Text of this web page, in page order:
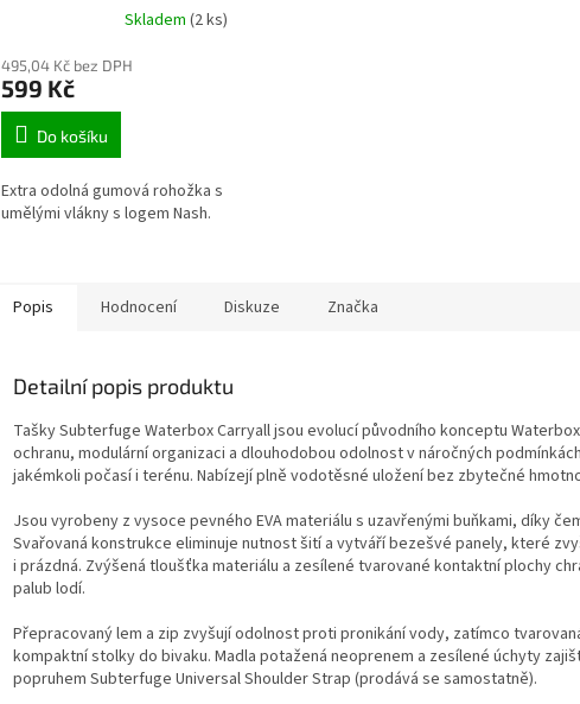
čistotu a pohodlíSkladem (2 ks)
495,04 Kč bez DPH
599 Kč
Do košíku
Extra odolná gumová rohožka s
umělými vlákny s logem Nash.
Popis Hodnocení Diskuze Značka
Detailní popis produktu
Tašky Subterfuge Waterbox Carryall jsou evolucí původního konceptu
ochranu, modulární organizaci a dlouhodobou odolnost v náročných
jakémkoli počasí i terénu. Nabízejí plně vodotěsné uložení bez zbytečné
Jsou vyrobeny z vysoce pevného EVA materiálu s uzavřenými buňkami, díky
Svařovaná konstrukce eliminuje nutnost šití a vytváří bezešvé panely, které
i prázdná. Zvýšená tloušťka materiálu a zesílené tvarované kontaktní plochy
palub lodí.
Přepracovaný lem a zip zvyšují odolnost proti pronikání vody, zatímco
kompaktní stolky do bivaku. Madla potažená neoprenem a zesílené úchyty
popruhem Subterfuge Universal Shoulder Strap (prodává se samostatně).